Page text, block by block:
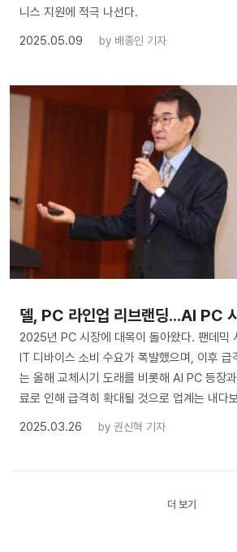
니스 지원에 적극 나선다.
2025.05.09
by 배종인 기자
델, PC 라인업 리브랜딩...AI PC
2025년 PC 시장에 대목이 돌아왔다. 팬데믹
IT 디바이스 소비 수요가 폭발했으며, 이후 급
는 올해 교체시기 도래를 비롯해 AI PC 등장
료로 인해 급격히 확대될 것으로 업계는 내다
2025.03.26
by 권신혁 기자
더 보기